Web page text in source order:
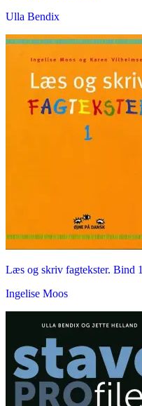
Ulla Bendix
Læs og skriv fagtekster. Bind 1
Ingelise Moos